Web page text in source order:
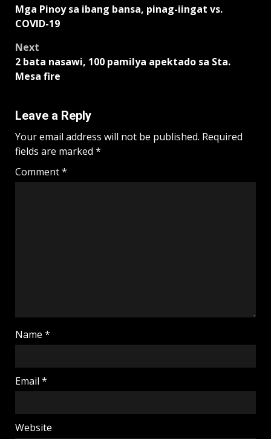
navigation
Mga Pinoy sa ibang bansa, pinag-iingat vs.
COVID-19
Next
2 bata nasawi, 100 pamilya apektado sa Sta.
Mesa fire
Leave a Reply
Your email address will not be published. Required
fields are marked *
Comment*
Name *
Email *
Website